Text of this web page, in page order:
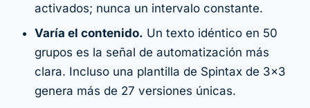
activados; nunca un intervalo constante.
Varía el contenido. Un texto idéntico en 50
grupos es la señal de automatización más
clara. Incluso una plantilla de Spintax de 3×3
genera más de 27 versiones únicas.